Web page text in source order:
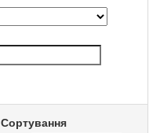
Сортування